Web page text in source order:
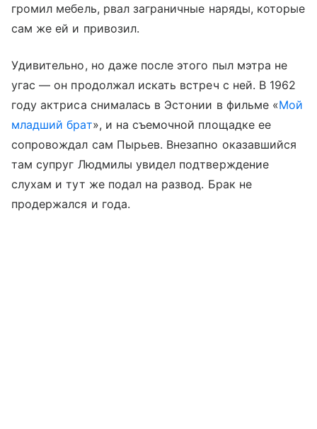
громил мебель, рвал заграничные наряды, которые
сам же ей и привозил.
Удивительно, но даже после этого пыл мэтра не
угас — он продолжал искать встреч с ней. В 1962
году актриса снималась в Эстонии в фильме «Мой
младший брат», и на съемочной площадке ее
сопровождал сам Пырьев. Внезапно оказавшийся
там супруг Людмилы увидел подтверждение
слухам и тут же подал на развод. Брак не
продержался и года.